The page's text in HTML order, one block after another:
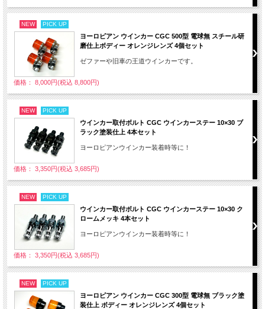
NEW PICK UP
ヨーロピアン ウインカー CGC 500型 電球無 スチール研
磨仕上ボディー オレンジレンズ 4個セット
ゼファーや旧車の王道ウインカーです。
価格： 8,000円(税込 8,800円)
NEW PICK UP
ウインカー取付ボルト CGC ウインカーステー 10×30 ブ
ラック塗装仕上 4本セット
ヨーロピアンウインカー装着時等に！
価格： 3,350円(税込 3,685円)
NEW PICK UP
ウインカー取付ボルト CGC ウインカーステー 10×30 ク
ロームメッキ 4本セット
ヨーロピアンウインカー装着時等に！
価格： 3,350円(税込 3,685円)
NEW PICK UP
ヨーロピアン ウインカー CGC 300型 電球無 ブラック塗
装仕上 ボディー オレンジレンズ 4個セット